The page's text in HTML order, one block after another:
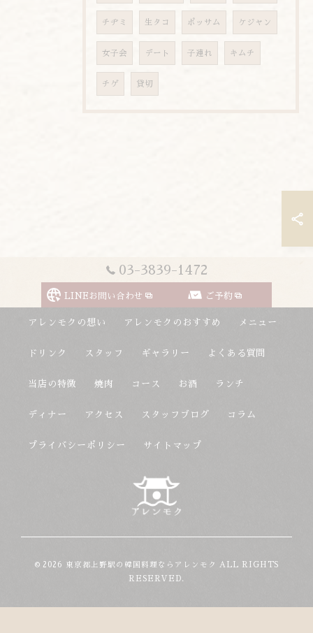
チヂミ 生タコ ポッサム ケジャン
女子会 デート 子連れ キムチ
チゲ 貸切
03-3839-1472
LINEお問い合わせ ご予約
アレンモクの想い アレンモクのおすすめ メニュー
ドリンク スタッフ ギャラリー よくある質問
当店の特徴 焼肉 コース お酒 ランチ
ディナー アクセス スタッフブログ コラム
プライバシーポリシー サイトマップ
© 2026 東京都上野駅の韓国料理ならアレンモク ALL RIGHTS
RESERVED.